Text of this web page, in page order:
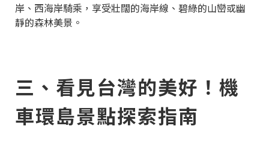
岸、西海岸騎乘，享受壯闊的海岸線、碧綠的山巒或幽
靜的森林美景。
三、看見台灣的美好！機
車環島景點探索指南